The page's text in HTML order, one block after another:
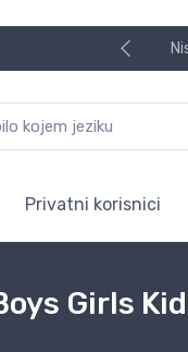
Privatni korisnici
Girls